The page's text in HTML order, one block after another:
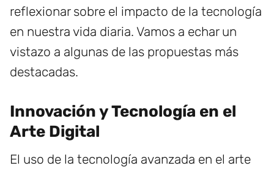
reflexionar sobre el impacto de la tecnología
en nuestra vida diaria. Vamos a echar un
vistazo a algunas de las propuestas más
destacadas.
Innovación y Tecnología en el
Arte Digital
El uso de la tecnología avanzada en el arte